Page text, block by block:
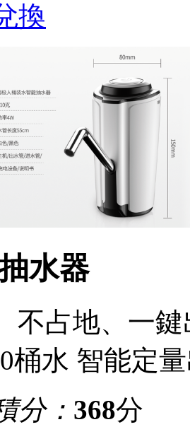
換
水器
占地、一
桶水 智能定量
分： 368分